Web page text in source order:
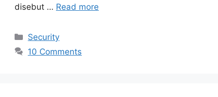
disebut … Read more
Categories
Security
10 Comments